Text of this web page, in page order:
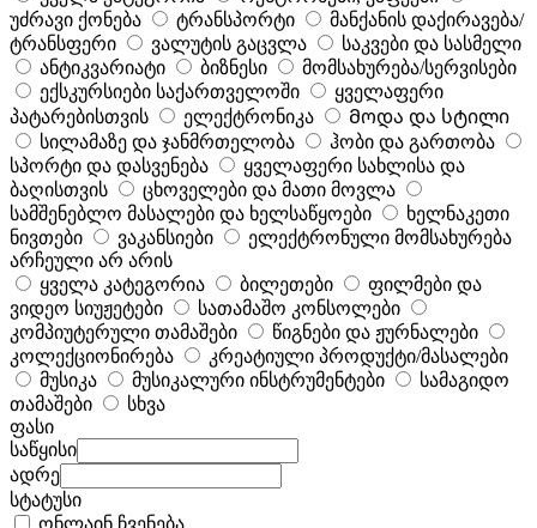
უძრავი ქონება
ტრანსპორტი
მანქანის დაქირავება/
ტრანსფერი
ვალუტის გაცვლა
საკვები და სასმელი
ანტიკვარიატი
ბიზნესი
მომსახურება/სერვისები
ექსკურსიები საქართველოში
ყველაფერი
პატარებისთვის
ელექტრონიკა
Მოდა და სტილი
სილამაზე და ჯანმრთელობა
ჰობი და გართობა
სპორტი და დასვენება
ყველაფერი სახლისა და
ბაღისთვის
ცხოველები და მათი მოვლა
სამშენებლო მასალები და ხელსაწყოები
ხელნაკეთი
ნივთები
ვაკანსიები
ელექტრონული მომსახურება
არჩეული არ არის
ყველა კატეგორია
ბილეთები
ფილმები და
ვიდეო სიუჟეტები
სათამაშო კონსოლები
კომპიუტერული თამაშები
წიგნები და ჟურნალები
კოლექციონირება
კრეატიული პროდუქტი/მასალები
მუსიკა
მუსიკალური ინსტრუმენტები
სამაგიდო
თამაშები
სხვა
ფასი
საწყისი
ადრე
სტატუსი
ონლაინ ჩვენება